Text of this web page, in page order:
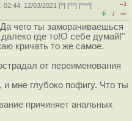
02:44, 12/03/2021 [^] [^^] [^^^]
–1
+ / –
чего ты заморачиваешься
где то!О себе думай!"
кричать то же самое.
от переименования
мне глубоко пофигу. Что ты
причиняет анальных